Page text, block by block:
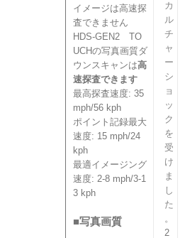
イメージは高速探
査できません
HDS-GEN2 TO
UCHの写真画質ダ
ウンスキャンは高
速探査できます
最高探査速度: 35
mph/56 kph
ポイント記録最大
速度: 15 mph/24
kph
最適イメージング
速度: 2-8 mph/3-1
3 kph
■写真画質
カ
ル
チ
ャ
ー
シ
ョ
ッ
ク
を
受
け
ま
し
た
。
2